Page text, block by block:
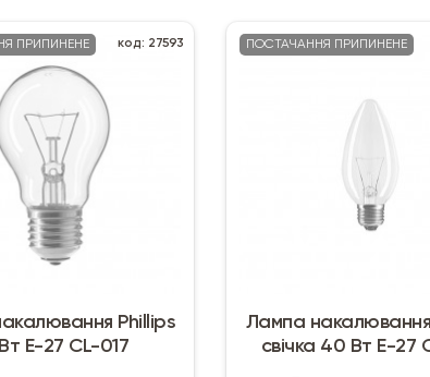
ПРИПИНЕНЕ код: 27593
Phillips
Е-27 CL-017
ПОСТАЧАННЯ ПРИПИНЕНЕ
Лампа
свічка 40 Вт Е-27